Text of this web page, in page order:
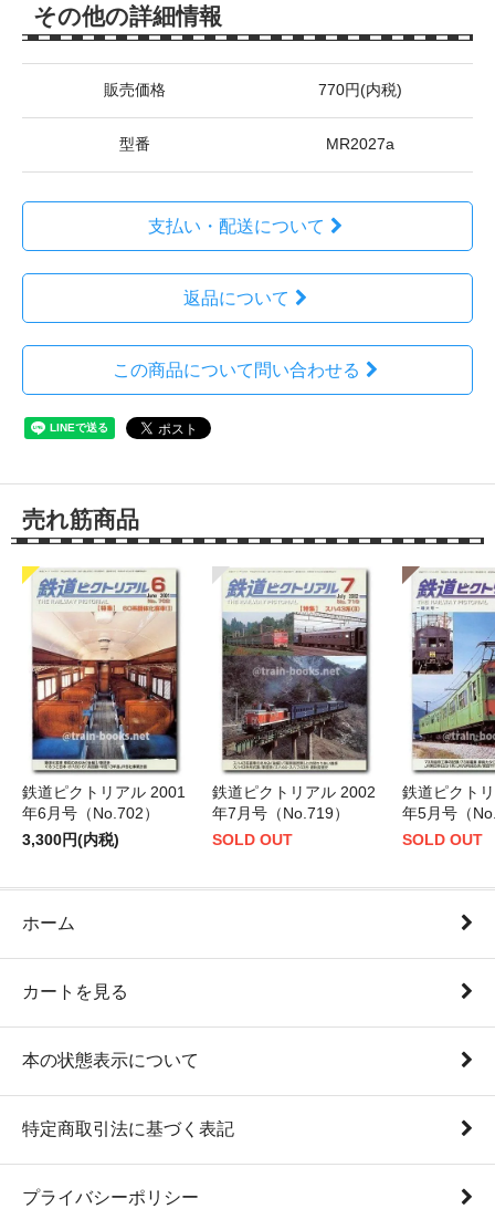
その他の詳細情報
販売価格 770円(内税)
型番 MR2027a
支払い・配送について
返品について
この商品について問い合わせる
売れ筋商品
鉄道ピクトリアル 2001
年6月号（No.702）
3,300円(内税)
鉄道ピクトリアル 2002
年7月号（No.719）
SOLD OUT
鉄道ピクト
年5月号（
SOLD OUT
ホーム
カートを見る
本の状態表示について
特定商取引法に基づく表記
プライバシーポリシー